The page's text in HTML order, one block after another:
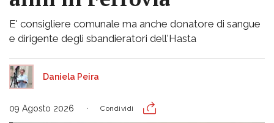
E' consigliere comunale ma anche donatore di sangue
e dirigente degli sbandieratori dell'Hasta
Daniela Peira
09 Agosto 2026 Condividi